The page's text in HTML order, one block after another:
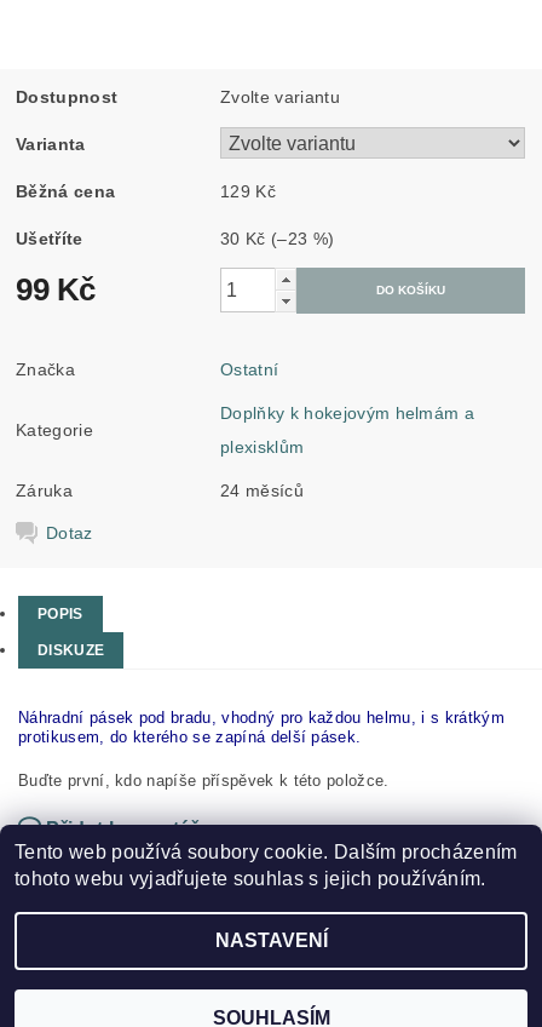
Dostupnost Zvolte variantu
Varianta
Běžná cena 129 Kč
Ušetříte 30 Kč (–23 %)
99 Kč
Značka Ostatní
Kategorie
Doplňky k hokejovým helmám a
plexisklům
Záruka 24 měsíců
Dotaz
POPIS
DISKUZE
Náhradní pásek pod bradu, vhodný pro každou helmu, i s krátkým
protikusem, do kterého se zapíná delší pásek.
Buďte první, kdo napíše příspěvek k této položce.
Přidat komentář
2026 ©HOKEJSPORT.CZ, všechna práva vyhrazena
Vytvořil Shoptet
Tento web používá soubory cookie. Dalším procházením
tohoto webu vyjadřujete souhlas s jejich používáním.
NASTAVENÍ
SOUHLASÍM